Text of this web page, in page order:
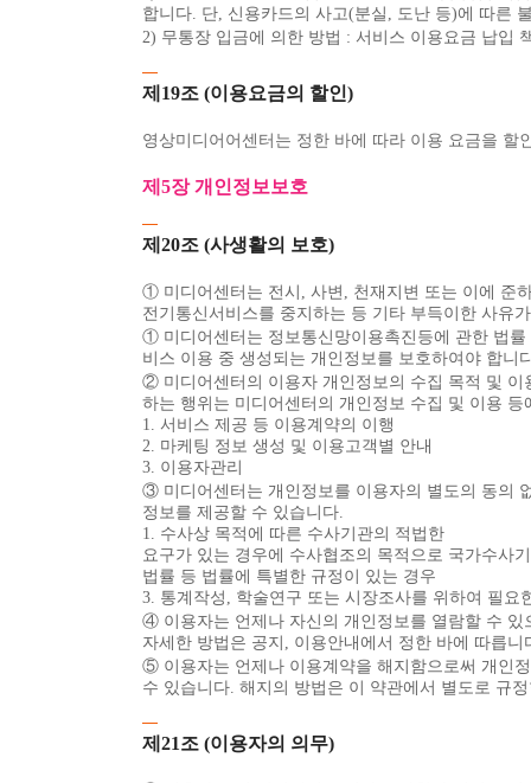
합니다. 단, 신용카드의 사고(분실, 도난 등)에 따른
2) 무통장 입금에 의한 방법 : 서비스 이용요금 납입
제19조 (이용요금의 할인)
영상미디어어센터는 정한 바에 따라 이용 요금을 할
제5장 개인정보보호
제20조 (사생활의 보호)
① 미디어센터는 전시, 사변, 천재지변 또는 이에 준
전기통신서비스를 중지하는 등 기타 부득이한 사유
① 미디어센터는 정보통신망이용촉진등에 관한 법
비스 이용 중 생성되는 개인정보를 보호하여야 합니
② 미디어센터의 이용자 개인정보의 수집 목적 및 이
하는 행위는 미디어센터의 개인정보 수집 및 이용
1. 서비스 제공 등 이용계약의 이행
2. 마케팅 정보 생성 및 이용고객별 안내
3. 이용자관리
③ 미디어센터는 개인정보를 이용자의 별도의 동의
정보를 제공할 수 있습니다.
1. 수사상 목적에 따른 수사기관의 적법한
요구가 있는 경우에 수사협조의 목적으로 국가수사
법률 등 법률에 특별한 규정이 있는 경우
3. 통계작성, 학술연구 또는 시장조사를 위하여 필
④ 이용자는 언제나 자신의 개인정보를 열람할 수 있
자세한 방법은 공지, 이용안내에서 정한 바에 따릅니
⑤ 이용자는 언제나 이용계약을 해지함으로써 개인
수 있습니다. 해지의 방법은 이 약관에서 별도로 규
제21조 (이용자의 의무)